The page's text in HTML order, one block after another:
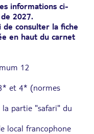
informations ci-
2027.
consulter la fiche
en haut du carnet
12
et 4* (normes
la partie "safari" du
local francophone